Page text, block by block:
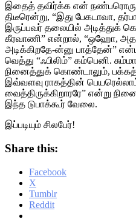
இதைத் தவிர்க்க என்
திடீரென்று, “இது பேகடாவா,
இருப்பவர் தலையில் அடித்துக்
கீரவாணி” என்றால், “ஒஹோ,
அடிக்கிறதே-ன்னு பாத்தேன்”
வெத்து “ஃபிலிம்” கம்பெனி.
நினைத்துக் கொண்டாலும்,
இவ்வளவு ராகத்தின்
வைத்திருக்கிறாரரே” என்று
இந்த டுபாக்கூர் வேலை.
இப்படியும் சிலபேர்!
Share this:
Facebook
X
Tumblr
Reddit